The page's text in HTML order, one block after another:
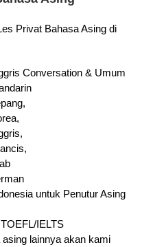
Privat Bahasa Asing di
Conversation & Umum
untuk Penutur Asing
IELTS
lainnya akan kami